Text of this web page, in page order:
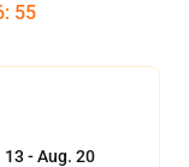
: 54
13 - Aug. 20